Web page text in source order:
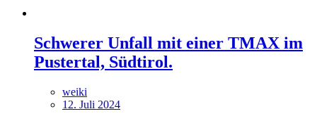
Schwerer Unfall mit einer TMAX im
Pustertal, Südtirol.
weiki
12. Juli 2024